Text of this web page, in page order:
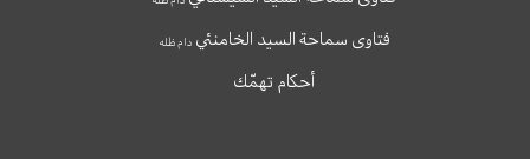
فتاوى سماحة السيد الخامنئيدام ظله
أحكام تهمّك